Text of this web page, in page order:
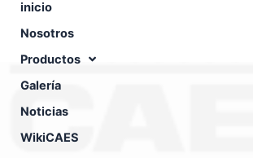
inicio
Nosotros
Productos
Galería
Noticias
WikiCAES